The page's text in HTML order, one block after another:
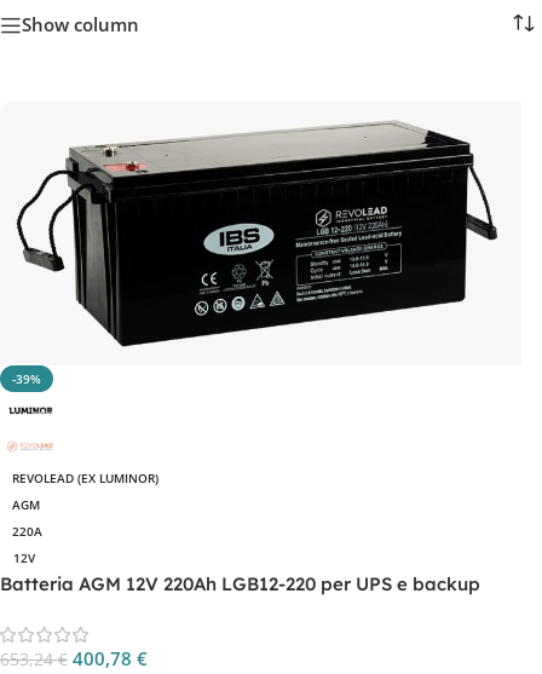
Show column
-39%
REVOLEAD (EX LUMINOR)
AGM
220A
12V
Batteria AGM 12V 220Ah LGB12-220 per UPS e backup
653,24€ 400,78 €